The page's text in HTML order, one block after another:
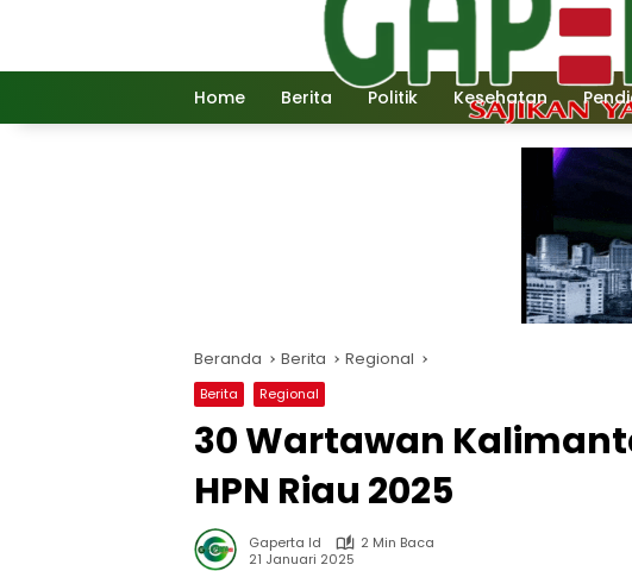
Home Berita Politik Kesehatan
Beranda Berita Regional
Berita Regional
30 Wartawan
HPN Riau 2025
Gaperta Id
2 Min Baca
21 Januari 2025